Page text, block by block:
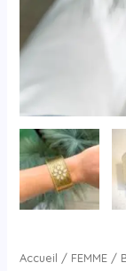
Accueil / FEMME/